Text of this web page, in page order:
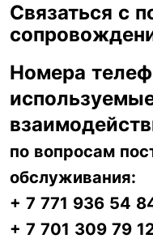
Связаться с
Номера
по вопросам
обслуживания:
+ 7 771 936 54
+ 7 701 309 79